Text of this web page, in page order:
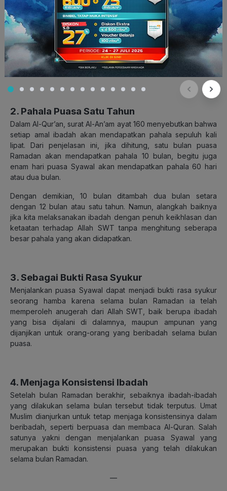
1. Penyempurna Puasa Ramadan
Salah satu kegunaan dari melaksanakan ibadah sunnah
adalah untuk melengkapi pelaksanaan ibadah wajib. Seperti
sholat sunnah rawatib (sebelum dan setelah) yang dapat
melengkapi pelaksanaan shalat wajib. Hal yang serupa juga
terjadi pada puasa Syawal, yang merupakan puasa sunnah
yang dapat melengkapi puasa wajib Ramadan.
2. Pahala Puasa Satu Tahun
Dalam Al-Qur’an, surat Al-An’am ayat 160 menyebutkan bahwa
setiap amal ibadah akan mendapatkan pahala sepuluh kali
lipat. Dari penjelasan ini, jika dihitung, satu bulan puasa
Ramadan akan mendapatkan pahala 10 bulan, begitu juga
enam hari puasa Syawal akan mendapatkan pahala 60 hari
atau dua bulan.
Dengan demikian, 10 bulan ditambah dua bulan setara
dengan 12 bulan atau satu tahun. Namun, alangkah baiknya
jika kita melaksanakan ibadah dengan penuh keikhlasan dan
ketaatan terhadap Allah SWT tanpa menghitung seberapa
besar pahala yang akan didapatkan.
3. Sebagai Bukti Rasa Syukur
Menjalankan puasa Syawal dapat menjadi bukti rasa syukur
seorang hamba karena selama bulan Ramadan ia telah
memperoleh anugerah dari Allah SWT, baik berupa ibadah
yang bisa dijalani di dalamnya, maupun ampunan yang
dijanjikan untuk orang-orang yang beribadah selama bulan
puasa.
4. Menjaga Konsistensi Ibadah
Setelah bulan Ramadan berakhir, sebaiknya ibadah-ibadah
yang dilakukan selama bulan tersebut tidak terputus. Umat
Muslim dianjurkan untuk tetap menjaga konsistensinya dalam
beribadah, seperti berpuasa dan membaca Al-Quran. Salah
satunya yakni dengan menjalankan puasa Syawal yang
merupakan bukti konsistensi puasa yang telah dilakukan
selama bulan Ramadan.
—